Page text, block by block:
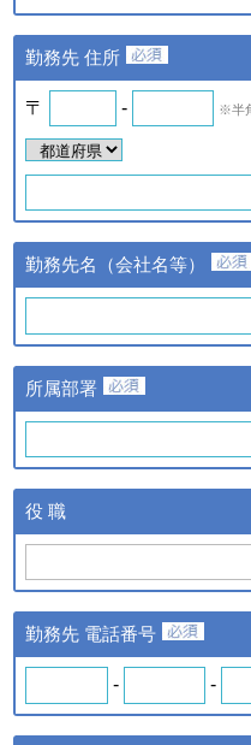
ａ．会員のお申し込みに伴
い取得した個人情報
ｂ．資料請求・問合せに伴
い取得した個人情報
て取得した個人情報
ｃ．スキル診断システムの
ご利用に伴い取得した個人
情報
ｄ．全国スキル調査へのご
協力に伴い取得した個人情
報
◆ 登録情報の開示・訂正について
できるだけ正確かつ最新の内
し出があったときは、登録
が正確でないなどのお申し
し必要に応じて登録情報の
勤務先 住所
〒 - ※半
勤務先名（会社名等）
所属部署
役 職
勤務先 電話番号
- -